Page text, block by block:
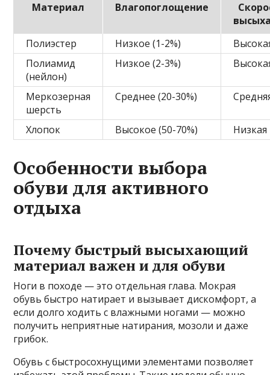
Материал Влагопоглощение
Полиэстер
Низкое (1-2%)
Полиамид
(нейлон)
Низкое (2-3%)
Меркозерная
шерсть
Среднее (20-30%)
Хлопок Высокое (50-70%) Низкая
Особенности выбора
обуви для активного
отдыха
Почему быстрый высыхающий
материал важен и для обуви
Ноги в походе — это отдельная глава. Мокрая
обувь быстро натирает и вызывает дискомфорт, а
если долго ходить с влажными ногами — можно
получить неприятные натирания, мозоли и даже
грибок.
Обувь с быстросохнущими элементами позволяет